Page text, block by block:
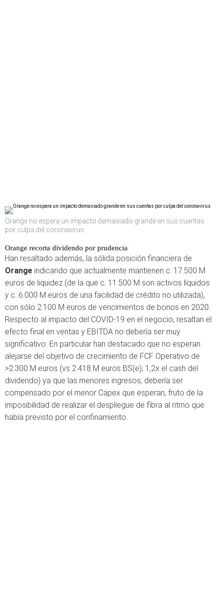
Orange no espera un impacto demasiado grande en sus cuentas
por culpa del coronavirus
Orange recorta dividendo por prudencia
Han resaltado además, la sólida posición financiera de
Orange indicando que actualmente mantienen c. 17.500 M
euros de liquidez (de la que c. 11.500 M son activos líquidos
y c. 6.000 M euros de una facilidad de crédito no utilizada),
con sólo 2.100 M euros de vencimientos de bonos en 2020.
Respecto al impacto del COVID-19 en el negocio, resaltan el
efecto final en ventas y EBITDA no debería ser muy
significativo. En particular han destacado que no esperan
alejarse del objetivo de crecimiento de FCF Operativo de
>2.300 M euros (vs 2.418 M euros BS(e); 1,2x el cash del
dividendo) ya que las menores ingresos, debería ser
compensado por el menor Capex que esperan, fruto de la
imposibilidad de realizar el despliegue de fibra al ritmo que
había previsto por el confinamiento.